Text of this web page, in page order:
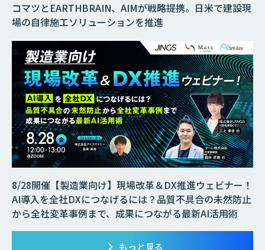
コマツとEARTHBRAIN、AIMが戦略提携。日米で建設現
場の自律施工ソリューションを推進
8/28開催【製造業向け】現場改革＆DX推進ウェビナー！
AI導入を全社DXにつなげるには？品質不具合の未然防止
から全社変革事例まで、成果につながる最新AI活用術
もっと見る